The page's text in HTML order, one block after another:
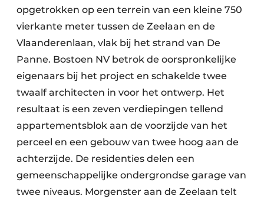
Keukens
Renovatie
Software
Toegangscontrole
Veiligheid & Opleiding
Zonwering
opgetrokken op een terrein van een kleine 750
vierkante meter tussen de Zeelaan en de
Vlaanderenlaan, vlak bij het strand van De
Panne. Bostoen NV betrok de oorspronkelijke
eigenaars bij het project en schakelde twee
twaalf architecten in voor het ontwerp. Het
resultaat is een zeven verdiepingen tellend
appartementsblok aan de voorzijde van het
perceel en een gebouw van twee hoog aan de
achterzijde. De residenties delen een
gemeenschappelijke ondergrondse garage van
twee niveaus. Morgenster aan de Zeelaan telt